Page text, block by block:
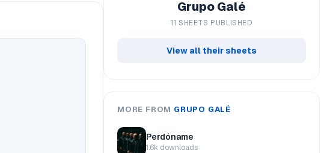
Grupo Galé
11 SHEETS PUBLISHED
View all their sheets
MORE FROM GRUPO GALÉ
Perdóname
1.6k downloads